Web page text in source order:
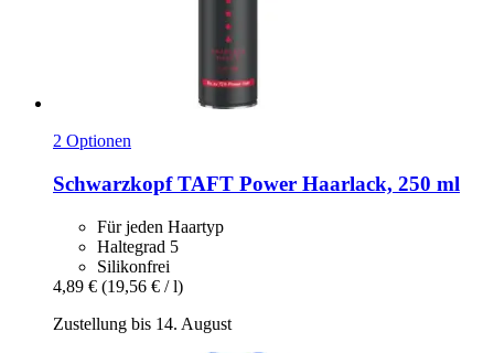
2 Optionen
SchwarzkopfTAFT Power Haarlack, 250 ml
Für jeden Haartyp
Haltegrad 5
Silikonfrei
4,89 € (19,56 € / l)
Zustellung bis 14. August